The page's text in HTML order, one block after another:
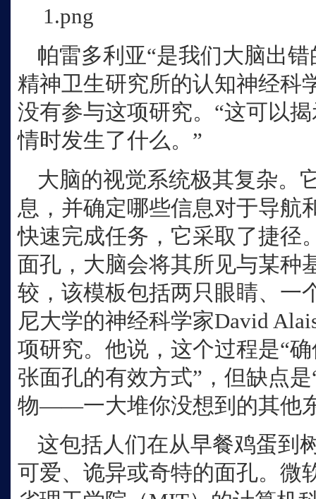
帕雷多利亚“是我们大脑出
精神卫生研究所的认知神经科
没有参与这项研究。“这可以
情时发生了什么。”
大脑的视觉系统极其复杂。
息，并确定哪些信息对于导航
快速完成任务，它采取了捷径
面孔，大脑会将其所见与某种
较，该模板包括两只眼睛、一
尼大学的神经科学家David
项研究。他说，这个过程是“
张面孔的有效方式”，但缺点
物——一大堆你没想到的其他
这包括人们在从早餐鸡蛋到
可爱、诡异或奇特的面孔。微